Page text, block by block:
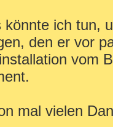
könnte ich tun,
den er vor
vom
mal vielen